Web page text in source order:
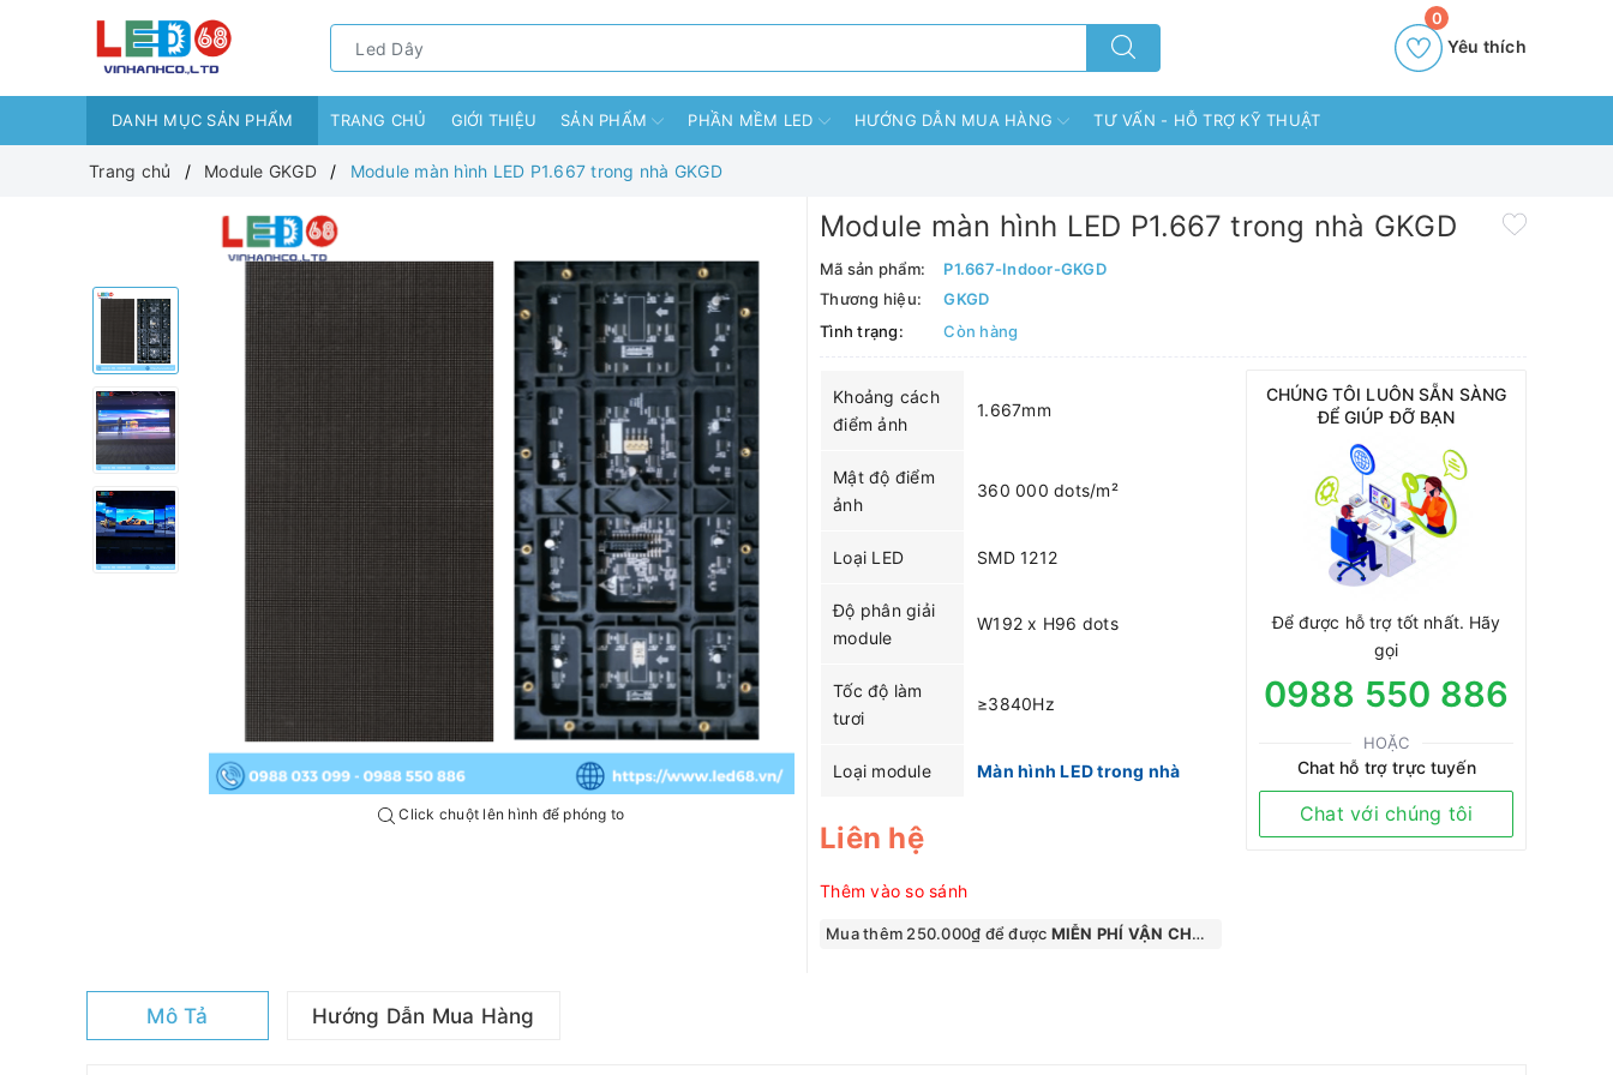
Yêu thích
0
DANH MỤC SẢN PHẨM TRANG CHỦ GIỚI THIỆU SẢN PHẨM PHẦN MỀM LED HƯỚNG DẪN MUA HÀNG TƯ VẤN - HỖ TRỢ KỸ THUẬT
Trang chủ Module GKGD Module màn hình LED P1.667 trong nhà GKGD
Click chuột lên hình để phóng to
Module màn hình LED P1.667 trong nhà GKGD
Mã sản phẩm:
P1.667-Indoor-GKGD
Thương hiệu:
GKGD
Tình trạng:
Còn hàng
Khoảng cách
điểm ảnh
1.667mm
Mật độ điểm
ảnh
360 000 dots/m²
Loại LED SMD 1212
Độ phân giải
module
W192 x H96 dots
Tốc độ làm
tươi
≥3840Hz
Loại module Màn hình LED trong nhà
Liên hệ
Thêm vào so sánh
Mua thêm 250.000₫ để được MIỄN PHÍ VẬN CHUYỂN
CHÚNG TÔI LUÔN SẴN SÀNG
ĐỂ GIÚP ĐỠ BẠN
Để được hỗ trợ tốt nhất. Hãy
gọi
0988 550 886
HOẶC
Chat hỗ trợ trực tuyến
Chat với chúng tôi
Mô Tả Hướng Dẫn Mua Hàng